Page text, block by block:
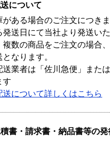
について
がある場合のご注文につき
発送日にて当社より発送い
複数の商品をご注文の場合
となります。
業者は「佐川急便」また
す
送について詳しくはこちら
積書・請求書・納品書等の